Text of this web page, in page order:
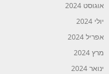
אוגוסט 2024
יולי 2024
אפריל 2024
מרץ 2024
ינואר 2024